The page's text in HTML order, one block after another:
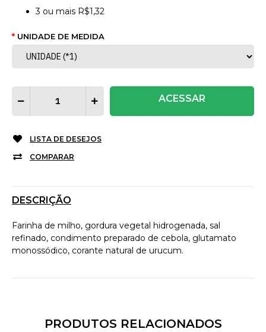
3 ou mais R$1,32
UNIDADE DE MEDIDA
ACESSAR
LISTA DE DESEJOS
COMPARAR
DESCRIÇÃO
Farinha de milho, gordura vegetal hidrogenada, sal
refinado, condimento preparado de cebola, glutamato
monossódico, corante natural de urucum.
PRODUTOS RELACIONADOS